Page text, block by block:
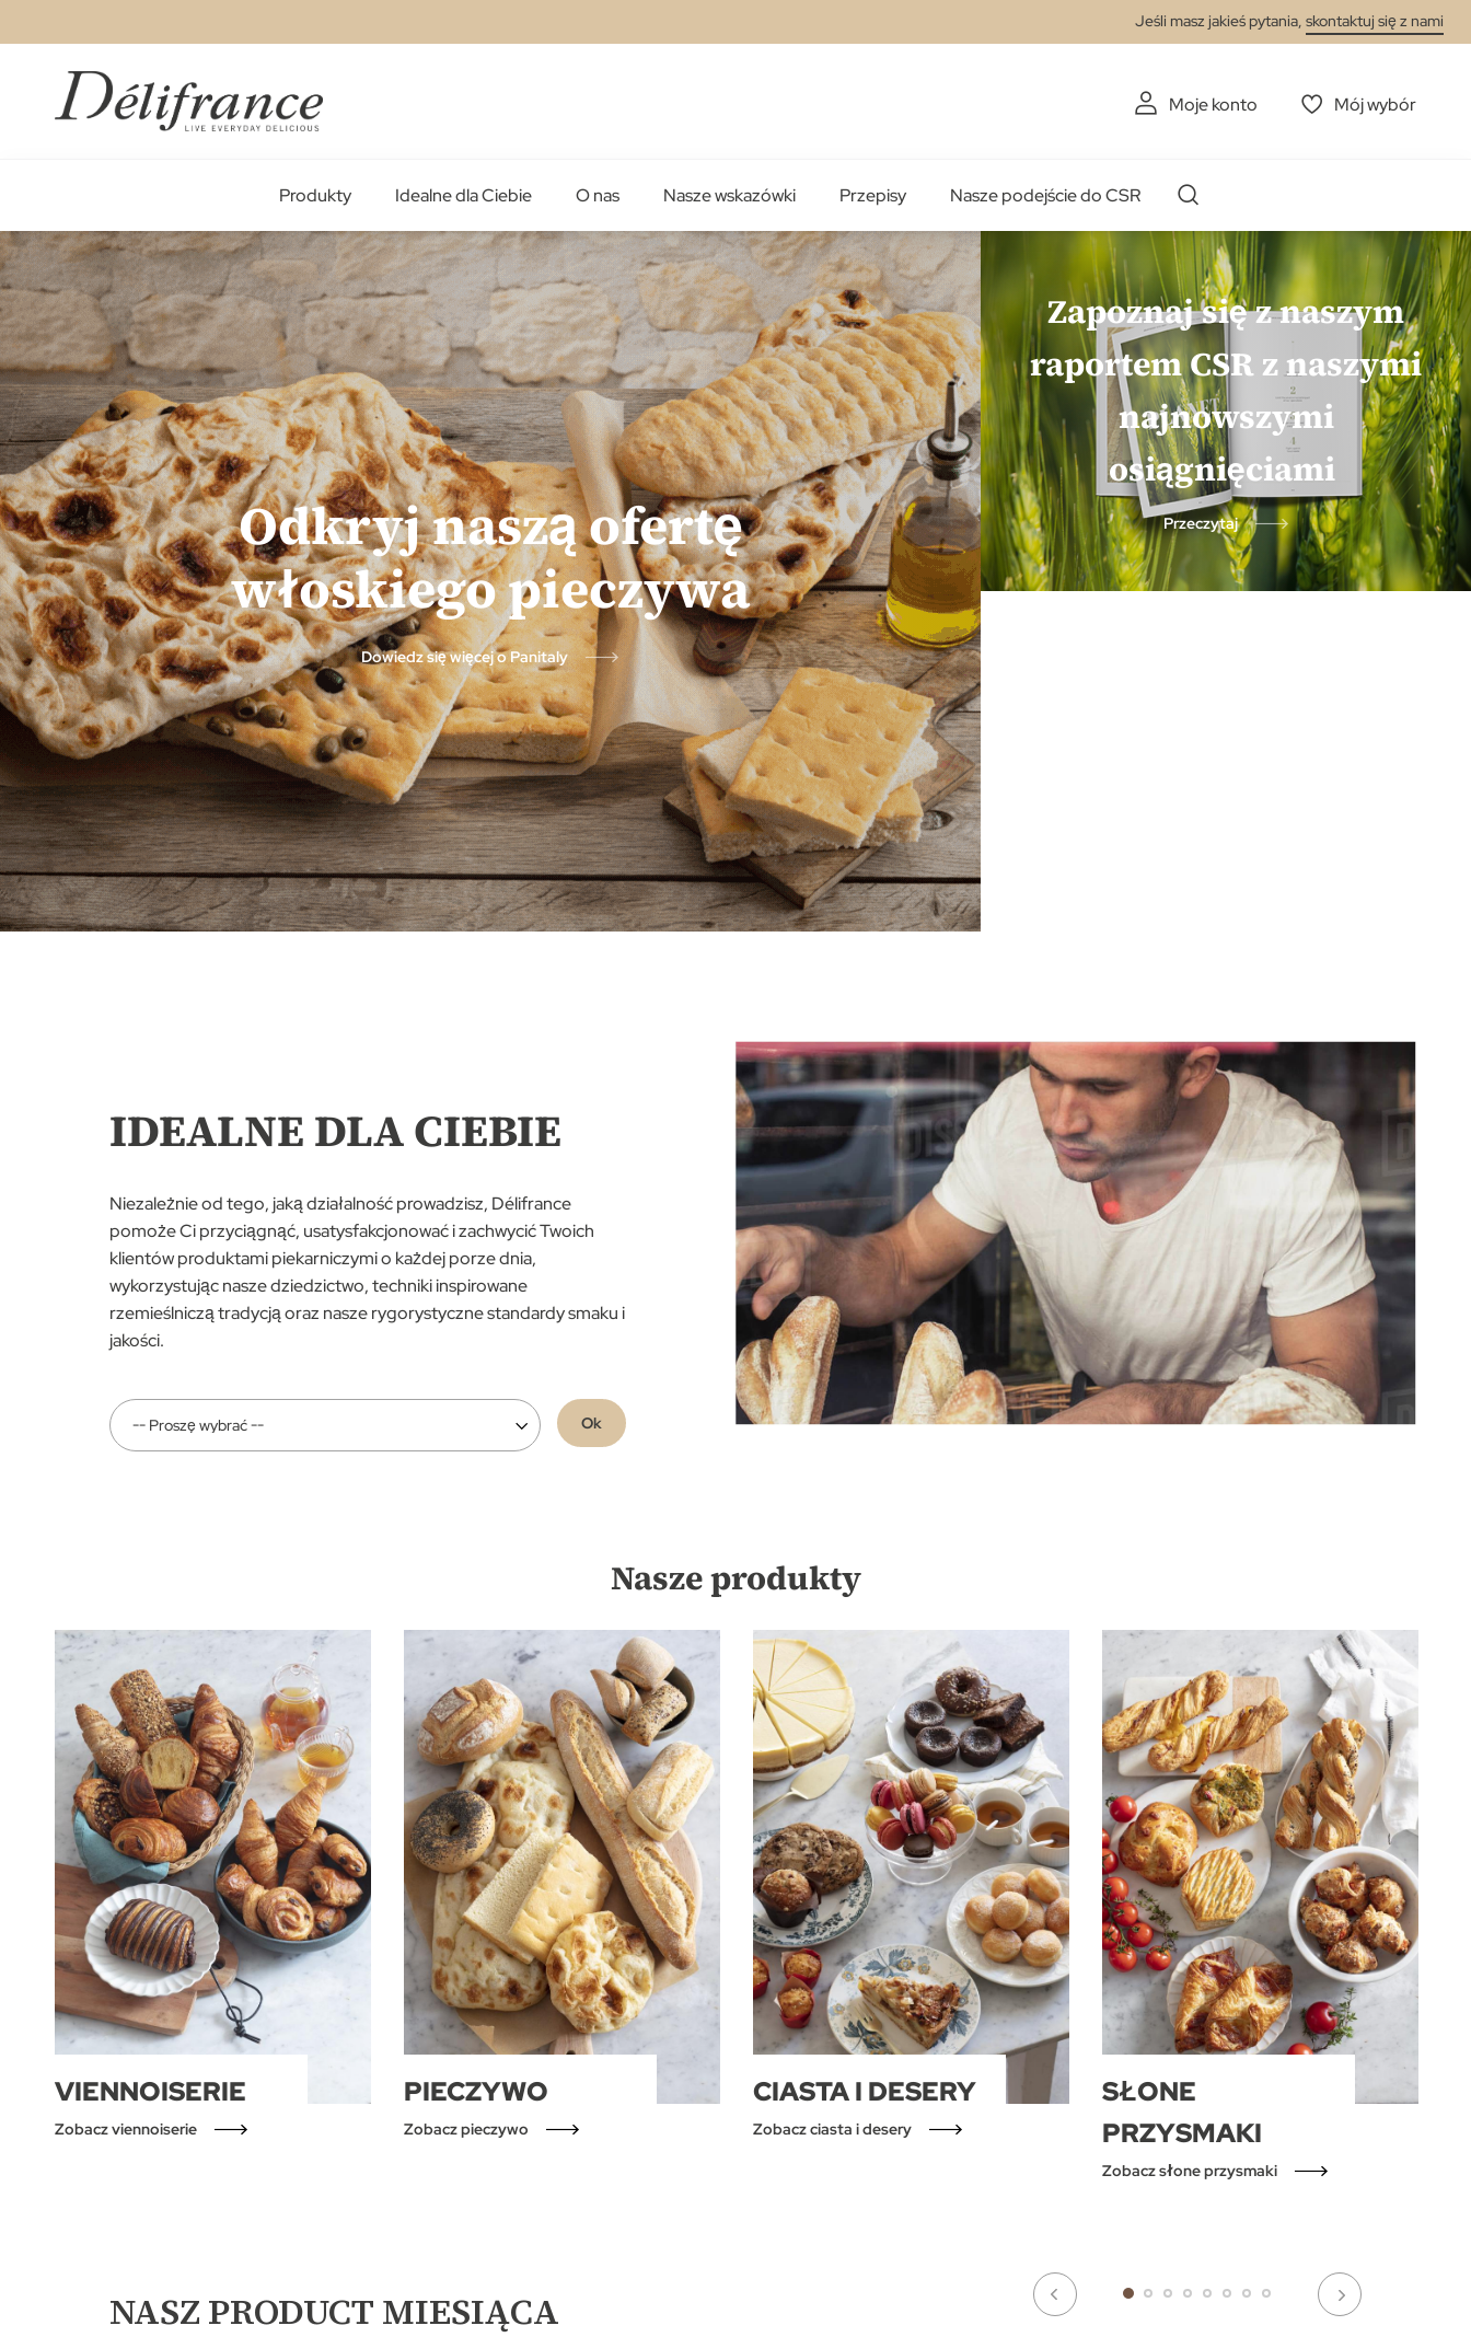
do
Jeśli masz jakieś pytania, skontaktuj się z nami
Moje konto Mój wybór
Produkty Idealne dla Ciebie O nas Nasze wskazówki Przepisy Nasze podejście do CSR
Odkryj naszą ofertę
włoskiego pieczywa
Dowiedz się więcej o Panitaly
Zapoznaj się z naszym
raportem CSR z naszymi
najnowszymi
osiągnięciami
Przeczytaj
IDEALNE DLA CIEBIE
Niezależnie od tego, jaką działalność prowadzisz, Délifrance
pomoże Ci przyciągnąć, usatysfakcjonować i zachwycić Twoich
klientów produktami piekarniczymi o każdej porze dnia,
wykorzystując nasze dziedzictwo, techniki inspirowane
rzemieślniczą tradycją oraz nasze rygorystyczne standardy smaku i
jakości.
Ok
Nasze produkty
VIENNOISERIE
Zobacz viennoiserie
PIECZYWO
Zobacz pieczywo
CIASTA I DESERY
Zobacz ciasta i desery
SŁONE
PRZYSMAKI
Zobacz słone przysmaki
NASZ PRODUCT MIESIĄCA